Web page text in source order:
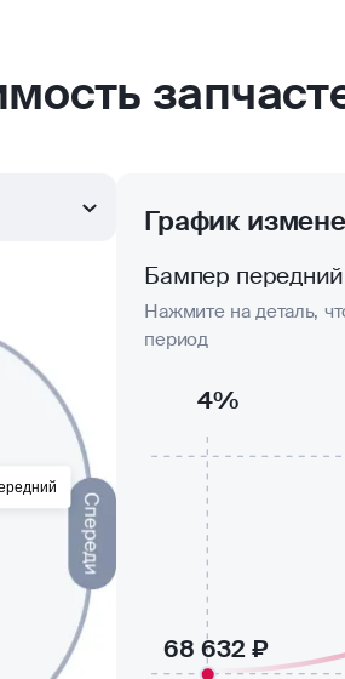
График
Бампер передний
Нажмите на деталь,
период
68 632 ₽
4%